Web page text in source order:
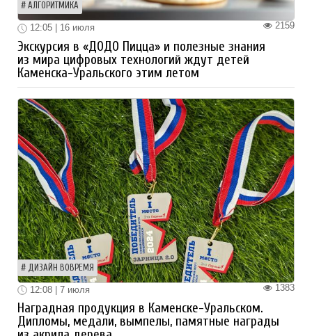
АЛГОРИТМИКА
2159
12:05 | 16 июля
Экскурсия в «ДОДО Пицца» и полезные знания
из мира цифровых технологий ждут детей
Каменска-Уральского этим летом
ДИЗАЙН ВОВРЕМЯ
1383
12:08 | 7 июля
Наградная продукция в Каменске-Уральском.
Дипломы, медали, вымпелы, памятные награды